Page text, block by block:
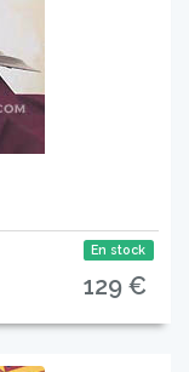
En stock
129 €